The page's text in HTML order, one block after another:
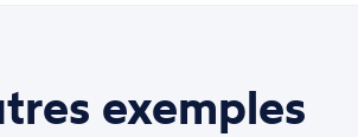
exemples